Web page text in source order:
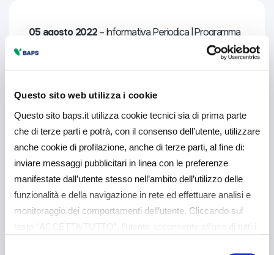
Questo sito web utilizza i cookie
Questo sito baps.it utilizza cookie tecnici sia di prima parte
che di terze parti e potrà, con il consenso dell’utente, utilizzare
anche cookie di profilazione, anche di terze parti, al fine di:
inviare messaggi pubblicitari in linea con le preferenze
manifestate dall’utente stesso nell’ambito dell’utilizzo delle
funzionalità e della navigazione in rete ed effettuare analisi e
monitoraggio dei comportamenti dell’utente. Cliccando sul
05 agosto 2022– Informativa Periodica | Programma
di acquisto azioni proprie predeterminato
02 agosto 2022
– Informativa Periodica su ordini di
vendita | Programma di acquisto azioni proprie